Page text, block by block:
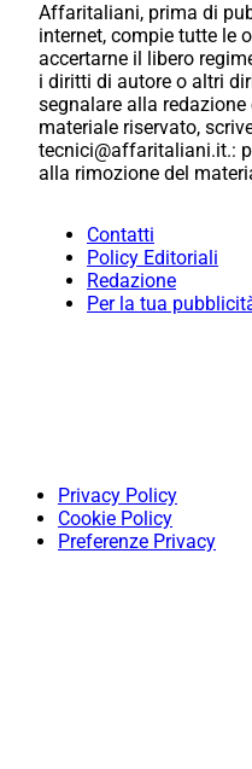
Affaritaliani, prima di
internet, compie tutte le
accertarne il libero
i diritti di autore o altri
segnalare alla redazione
materiale riservato,
tecnici@affaritaliani.it.:
alla rimozione del
Contatti
Policy Editoriali
Redazione
Per la tua
Privacy Policy
Cookie Policy
Preferenze Privacy